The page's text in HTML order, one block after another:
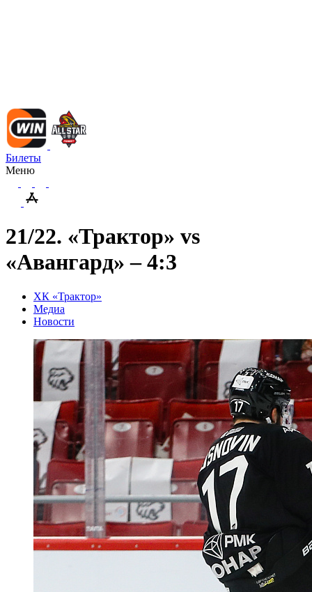
Билеты
Меню
21/22. «Трактор» vs
«Авангард» – 4:3
ХК «Трактор»
Медиа
Новости